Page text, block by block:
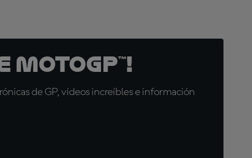
de GP, vídeos increíbles e información